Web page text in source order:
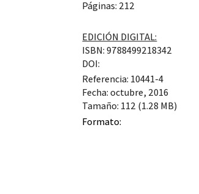
Páginas: 212
EDICIÓN DIGITAL:
ISBN: 9788499218342
DOI:
Referencia: 10441-4
Fecha: octubre, 2016
Tamaño: 112 (1.28 MB)
Formato: